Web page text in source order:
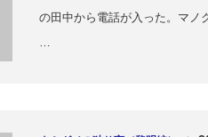
の田中から電話が入った。マノ
…